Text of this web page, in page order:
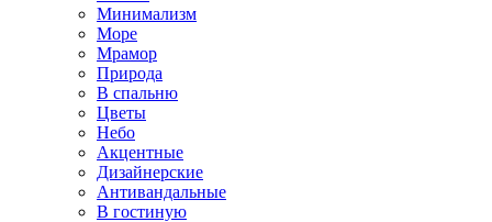
Минимализм
Море
Мрамор
Природа
В спальню
Цветы
Небо
Акцентные
Дизайнерские
Антивандальные
В гостиную